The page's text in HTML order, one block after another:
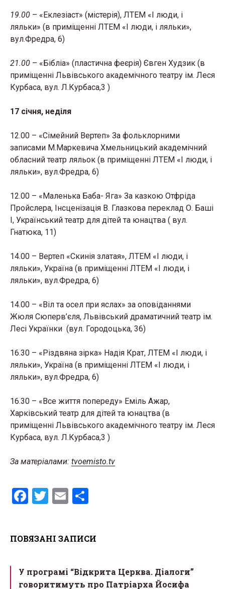
19.00 – «Еклезіаст» (містерія), ЛТЕМ «І люди, і
ляльки» (в приміщенні ЛТЕМ «І люди, і ляльки»,
вул.Фредра, 6)
21.00 – «Бібліа» (пластична феєрія) Євген Худзик (в
приміщенні Львівського академічного театру ім. Леся
Курбаса, вул. Л.Курбаса,3 )
17 січня, неділя
12.00 – «Сімейний Вертеп» За фольклорними
записами М.Маркевича Хмельницький академічний
обласний театр ляльок (в приміщенні ЛТЕМ «І люди, і
ляльки», вул.Фредра, 6)
12.00 – «Маленька Баба- Яга» За казкою Отфріда
Пройслера, Інсценізація В. Глазкова переклад О. Баші
І, Український театр для дітей та юнацтва ( вул.
Гнатюка, 11)
14.00 – Вертеп «Скинія златая», ЛТЕМ «І люди, і
ляльки», Україна (в приміщенні ЛТЕМ «І люди, і
ляльки», вул.Фредра, 6)
14.00 – «Віл та осел при яслах» за оповіданнями
Жюля Сюперв’єля, Львівський драматичний театр ім.
Лесі Українки (вул. Городоцька, 36)
16.30 – «Різдвяна зірка» Надія Крат, ЛТЕМ «І люди, і
ляльки», Україна (в приміщенні ЛТЕМ «І люди, і
ляльки», вул.Фредра, 6)
16.30 – «Все життя попереду» Еміль Ажар,
Харківський театр для дітей та юнацтва (в
приміщенні Львівського академічного театру ім. Леся
Курбаса, вул. Л.Курбаса,3 )
За матеріалами: tvoemisto.tv
F
b
o
T
er
E
e
ПОВЯЗАНІ ЗАПИСИ
У програмі “Відкрита Церква. Діалоги”
говоритимуть про Патріарха Йосифа